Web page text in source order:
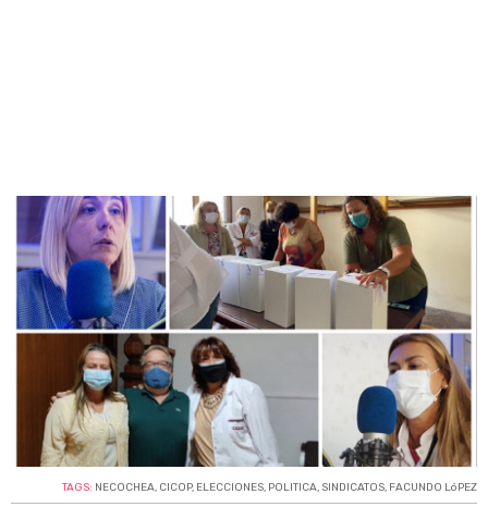
TAGS: NECOCHEA, CICOP, ELECCIONES, POLITICA, SINDICATOS, FACUNDO LóPEZ